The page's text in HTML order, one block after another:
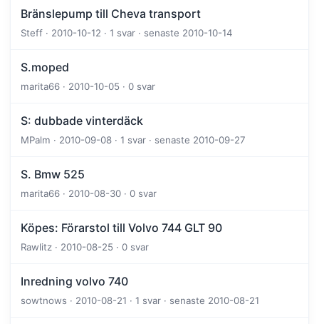
Bränslepump till Cheva transport
Steff · 2010-10-12 · 1 svar · senaste 2010-10-14
S.moped
marita66 · 2010-10-05 · 0 svar
S: dubbade vinterdäck
MPalm · 2010-09-08 · 1 svar · senaste 2010-09-27
S. Bmw 525
marita66 · 2010-08-30 · 0 svar
Köpes: Förarstol till Volvo 744 GLT 90
Rawlitz · 2010-08-25 · 0 svar
Inredning volvo 740
sowtnows · 2010-08-21 · 1 svar · senaste 2010-08-21